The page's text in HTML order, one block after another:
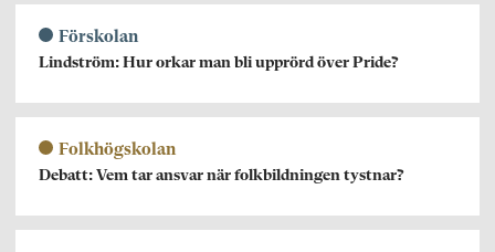
Förskolan
Lindström: Hur orkar man bli upprörd över Pride?
Folkhögskolan
Debatt: Vem tar ansvar när folkbildningen tystnar?